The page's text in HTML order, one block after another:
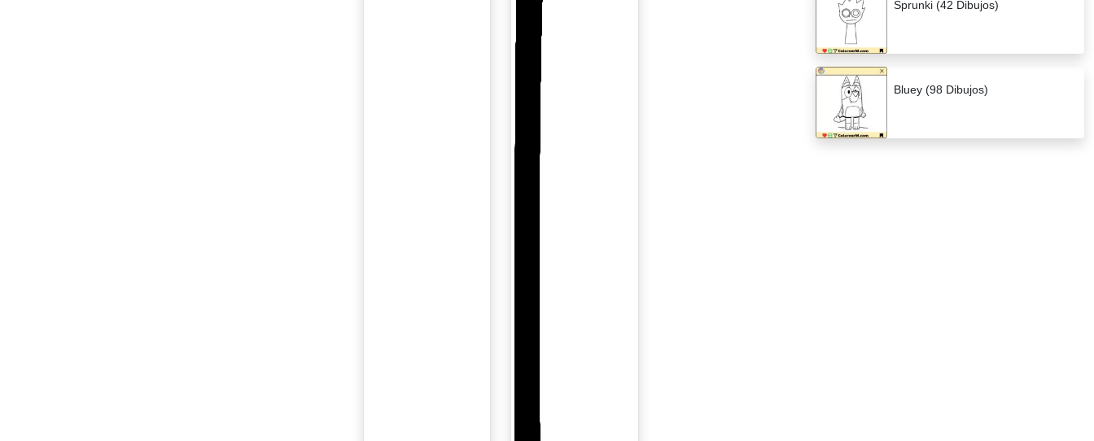
Sprunki (42 Dibujos)
Bluey (98 Dibujos)